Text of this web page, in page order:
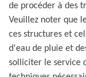
de procéder à des
Veuillez noter que
ces structures et
d'eau de pluie et
solliciter le service